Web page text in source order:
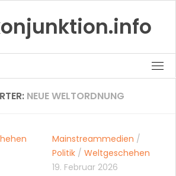
NEUE WELTORDNUNG
Mainstreammedien /
Politik / Weltgeschehen
19. Februar 2026